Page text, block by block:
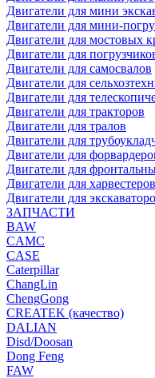
Двигатели для мини
Двигатели для мини-
Двигатели для мостовых
Двигатели для
Двигатели для самосвалов
Двигатели для
Двигатели для
Двигатели для тракторов
Двигатели для тралов
Двигатели для
Двигатели для
Двигатели для
Двигатели для харвестеров
Двигатели для
ЗАПЧАСТИ
BAW
CAMC
CASE
Caterpillar
ChangLin
ChengGong
CREATEK (качество)
DALIAN
Disd/Doosan
Dong Feng
FAW